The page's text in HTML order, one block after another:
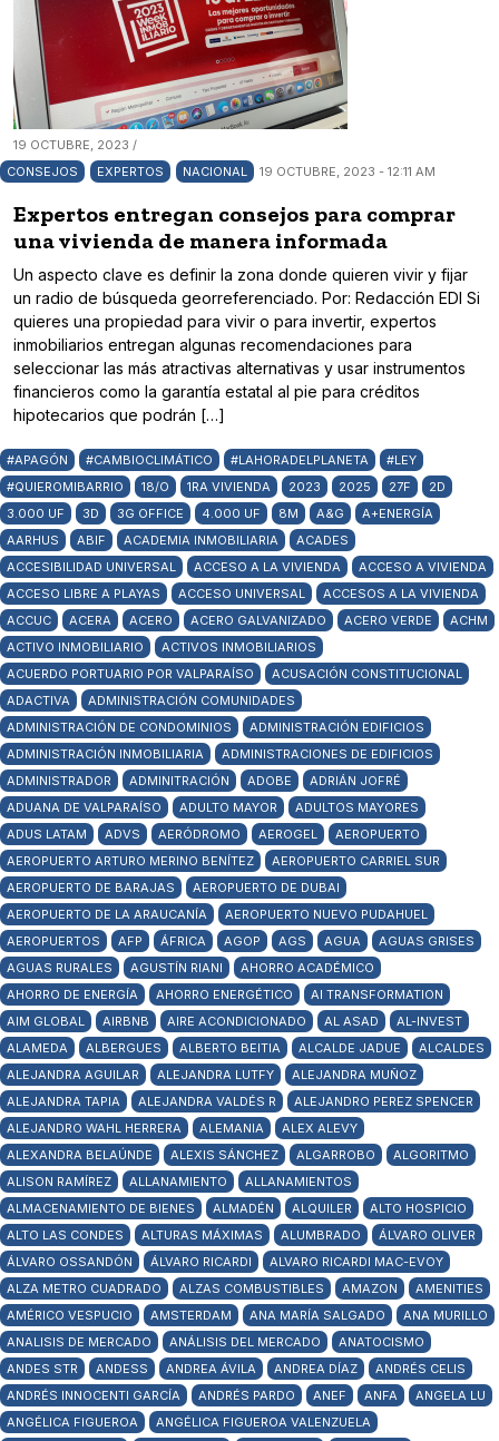
19 OCTUBRE, 2023 /
CONSEJOS
EXPERTOS NACIONAL 19 OCTUBRE, 2023 - 12:11 AM
Expertos entregan consejos para comprar
una vivienda de manera informada
Un aspecto clave es definir la zona donde quieren vivir y fijar
un radio de búsqueda georreferenciado. Por: Redacción EDI Si
quieres una propiedad para vivir o para invertir, expertos
inmobiliarios entregan algunas recomendaciones para
seleccionar las más atractivas alternativas y usar instrumentos
financieros como la garantía estatal al pie para créditos
hipotecarios que podrán […]
#APAGÓN #CAMBIOCLIMÁTICO #LAHORADELPLANETA
#LEY
#QUIEROMIBARRIO
18/O 1RA VIVIENDA 2023 2025 27F
2D
3.000 UF
3D 3G OFFICE 4.000 UF 8M A&G
A+ENERGÍA
AARHUS
ABIF ACADEMIA INMOBILIARIA
ACADES
ACCESIBILIDAD UNIVERSAL
ACCESO A LA VIVIENDA
ACCESO A VIVIENDA
ACCESO LIBRE A PLAYAS
ACCESO UNIVERSAL
ACCESOS A LA VIVIENDA
ACCUC
ACERA ACERO ACERO GALVANIZADO ACERO VERDE
ACHM
ACTIVO INMOBILIARIO
ACTIVOS INMOBILIARIOS
ACUERDO PORTUARIO POR VALPARAÍSO
ACUSACIÓN CONSTITUCIONAL
ADACTIVA
ADMINISTRACIÓN COMUNIDADES
ADMINISTRACIÓN DE CONDOMINIOS
ADMINISTRACIÓN EDIFICIOS
ADMINISTRACIÓN INMOBILIARIA
ADMINISTRACIONES DE EDIFICIOS
ADMINISTRADOR
ADMINITRACIÓN ADOBE
ADRIÁN JOFRÉ
ADUANA DE VALPARAÍSO
ADULTO MAYOR
ADULTOS MAYORES
ADUS LATAM
ADVS AERÓDROMO AEROGEL
AEROPUERTO
AEROPUERTO ARTURO MERINO BENÍTEZ
AEROPUERTO CARRIEL SUR
AEROPUERTO DE BARAJAS
AEROPUERTO DE DUBAI
AEROPUERTO DE LA ARAUCANÍA
AEROPUERTO NUEVO PUDAHUEL
AEROPUERTOS
AFP ÁFRICA AGOP AGS AGUA
AGUAS GRISES
AGUAS RURALES
AGUSTÍN RIANI
AHORRO ACADÉMICO
AHORRO DE ENERGÍA
AHORRO ENERGÉTICO
AI TRANSFORMATION
AIM GLOBAL
AIRBNB AIRE ACONDICIONADO AL ASAD
AL-INVEST
ALAMEDA
ALBERGUES ALBERTO BEITIA ALCALDE JADUE
ALCALDES
ALEJANDRA AGUILAR
ALEJANDRA LUTFY
ALEJANDRA MUÑOZ
ALEJANDRA TAPIA
ALEJANDRA VALDÉS R
ALEJANDRO PEREZ SPENCER
ALEJANDRO WAHL HERRERA
ALEMANIA
ALEX ALEVY
ALEXANDRA BELAÚNDE
ALEXIS SÁNCHEZ ALGARROBO
ALGORITMO
ALISON RAMÍREZ
ALLANAMIENTO
ALLANAMIENTOS
ALMACENAMIENTO DE BIENES
ALMADÉN ALQUILER
ALTO HOSPICIO
ALTO LAS CONDES
ALTURAS MÁXIMAS ALUMBRADO
ÁLVARO OLIVER
ÁLVARO OSSANDÓN
ÁLVARO RICARDI
ALVARO RICARDI MAC-EVOY
ALZA METRO CUADRADO
ALZAS COMBUSTIBLES AMAZON
AMENITIES
AMÉRICO VESPUCIO
AMSTERDAM ANA MARÍA SALGADO
ANA MURILLO
ANALISIS DE MERCADO
ANÁLISIS DEL MERCADO
ANATOCISMO
ANDES STR
ANDESS ANDREA ÁVILA ANDREA DÍAZ
ANDRÉS CELIS
ANDRÉS INNOCENTI GARCÍA
ANDRÉS PARDO ANEF ANFA
ANGELA LU
ANGÉLICA FIGUEROA
ANGÉLICA FIGUEROA VALENZUELA